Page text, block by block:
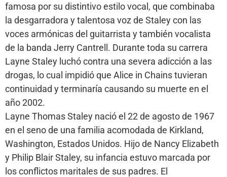
famosa por su distintivo estilo vocal, que combinaba
la desgarradora y talentosa voz de Staley con las
voces armónicas del guitarrista y también vocalista
de la banda Jerry Cantrell. Durante toda su carrera
Layne Staley luchó contra una severa adicción a las
drogas, lo cual impidió que Alice in Chains tuvieran
continuidad y terminaría causando su muerte en el
año 2002.
Layne Thomas Staley nació el 22 de agosto de 1967
en el seno de una familia acomodada de Kirkland,
Washington, Estados Unidos. Hijo de Nancy Elizabeth
y Philip Blair Staley, su infancia estuvo marcada por
los conflictos maritales de sus padres. El